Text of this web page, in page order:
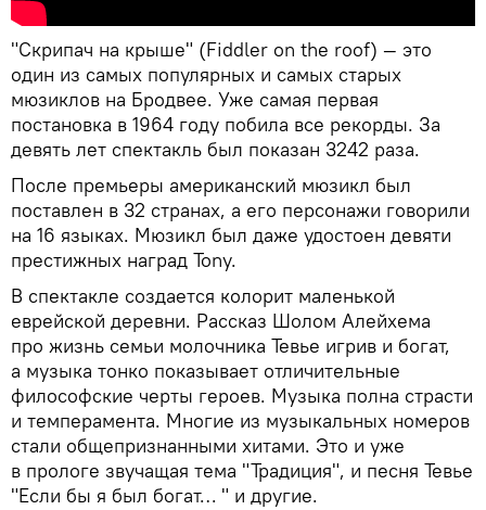
"Скрипач на крыше" (Fiddler on the roof) — это
один из самых популярных и самых старых
мюзиклов на Бродвее. Уже самая первая
постановка в 1964 году побила все рекорды. За
девять лет спектакль был показан 3242 раза.
После премьеры американский мюзикл был
поставлен в 32 странах, а его персонажи говорили
на 16 языках. Мюзикл был даже удостоен девяти
престижных наград Tony.
В спектакле создается колорит маленькой
еврейской деревни. Рассказ Шолом Алейхема
про жизнь семьи молочника Тевье игрив и богат,
а музыка тонко показывает отличительные
философские черты героев. Музыка полна страсти
и темперамента. Многие из музыкальных номеров
стали общепризнанными хитами. Это и уже
в прологе звучащая тема "Традиция", и песня Тевье
"Если бы я был богат… " и другие.